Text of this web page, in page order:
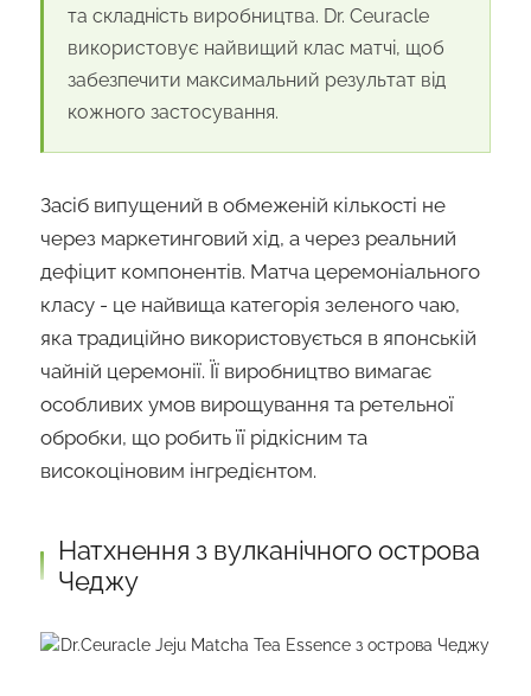
та складність виробництва. Dr. Ceuracle
використовує найвищий клас матчі, щоб
забезпечити максимальний результат від
кожного застосування.
Засіб випущений в обмеженій кількості не
через маркетинговий хід, а через реальний
дефіцит компонентів. Матча церемоніального
класу - це найвища категорія зеленого чаю,
яка традиційно використовується в японській
чайній церемонії. Її виробництво вимагає
особливих умов вирощування та ретельної
обробки, що робить її рідкісним та
високоціновим інгредієнтом.
Натхнення з вулканічного острова
Чеджу